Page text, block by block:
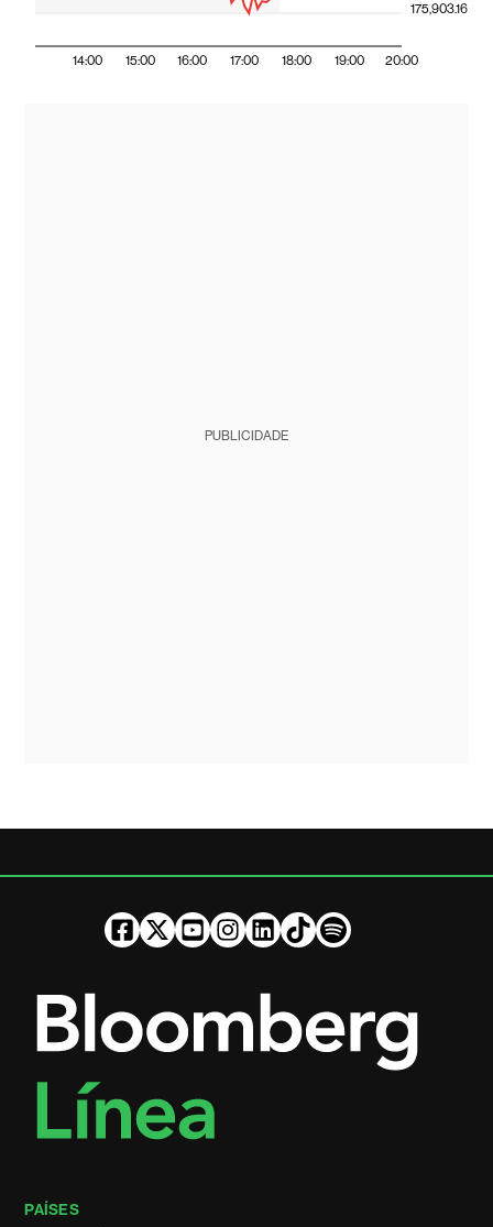
14:00 15:00 16:00 17:00 18:00 19:00 20:00
175,903.16
PUBLICIDADE
PAÍSES